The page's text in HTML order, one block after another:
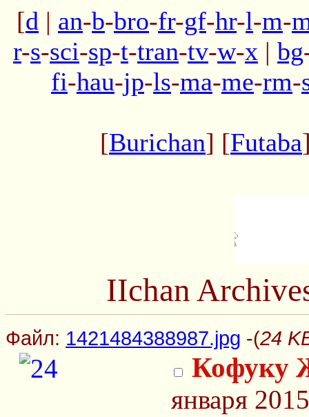
[d | an-b-bro-fr-gf-hr-l-m-
r-s-sci-sp-t-tran-tv-w-x | bg
fi-hau-jp-ls-ma-me-rm-
[Burichan] [Futaba
IIchan
Файл: 1421484388987.jpg -(24
Кофуку
января